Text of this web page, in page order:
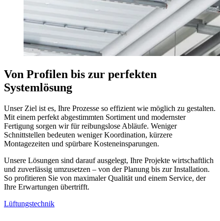
Von Profilen bis zur perfekten
Systemlösung
Unser Ziel ist es, Ihre Prozesse so effizient wie möglich zu gestalten.
Mit einem perfekt abgestimmten Sortiment und modernster
Fertigung sorgen wir für reibungslose Abläufe. Weniger
Schnittstellen bedeuten weniger Koordination, kürzere
Montagezeiten und spürbare Kosteneinsparungen.
Unsere Lösungen sind darauf ausgelegt, Ihre Projekte wirtschaftlich
und zuverlässig umzusetzen – von der Planung bis zur Installation.
So profitieren Sie von maximaler Qualität und einem Service, der
Ihre Erwartungen übertrifft.
Lüftungstechnik